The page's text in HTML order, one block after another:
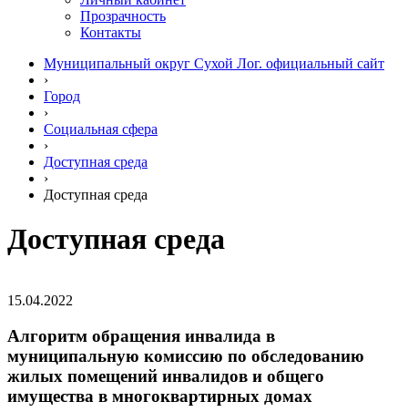
Прозрачность
Контакты
Муниципальный округ Сухой Лог. официальный сайт
›
Город
›
Социальная сфера
›
Доступная среда
›
Доступная среда
Доступная среда
15.04.2022
Алгоритм обращения инвалида в
муниципальную комиссию по обследованию
жилых помещений инвалидов и общего
имущества в многоквартирных домах